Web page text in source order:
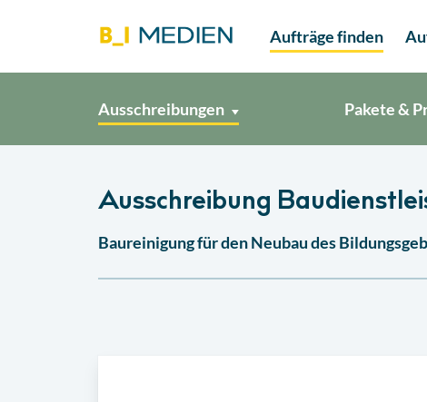
Aufträge finden
Ausschreibungen Pakete &
Ausschreibung
Baureinigung für den Neubau des